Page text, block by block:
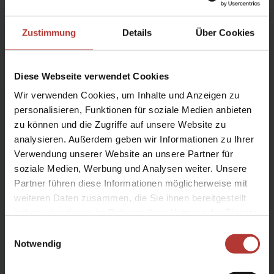
Zustimmung Details Über Cookies
Diese Webseite verwendet Cookies
Wir verwenden Cookies, um Inhalte und Anzeigen zu
personalisieren, Funktionen für soziale Medien anbieten
zu können und die Zugriffe auf unsere Website zu
analysieren. Außerdem geben wir Informationen zu Ihrer
Verwendung unserer Website an unsere Partner für
soziale Medien, Werbung und Analysen weiter. Unsere
Partner führen diese Informationen möglicherweise mit
weiteren Daten zusammen, die Sie ihnen bereitgestellt
Notwendig
ab 4.980 € p. P. Details
Frühlingsperle
10-tägige Natur- und Wanderreise für
Naturliebhaber - Frühling in Island
Gruppenreise
Reiseziel
Gruppenreisen - Zusatzprogramme
(ab):
3025
10
Tage
Island